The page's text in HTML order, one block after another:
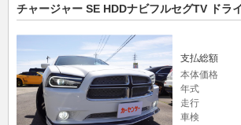
チャージャー SE HDDナビフルセグTV ドラ
支払総額
本体価格
年式
走行
車検